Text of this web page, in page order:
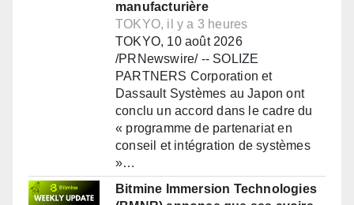
manufacturière
TOKYO, il y a 3 heures
TOKYO, 10 août 2026
/PRNewswire/ -- SOLIZE
PARTNERS Corporation et
Dassault Systèmes au Japon ont
conclu un accord dans le cadre du
« programme de partenariat en
conseil et intégration de systèmes
»…
Bitmine Immersion Technologies